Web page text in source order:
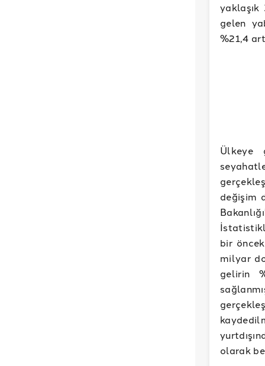
gelen
%21,4
Ülkeye
değişim
bir
milyar
gelirin
olarak